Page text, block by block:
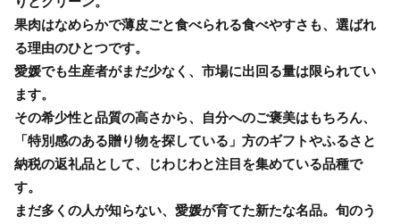
果肉はなめらかで薄皮ごと食べられる食べやすさも、選ばれ
る理由のひとつです。
愛媛でも生産者がまだ少なく、市場に出回る量は限られてい
ます。
その希少性と品質の高さから、自分へのご褒美はもちろん、
「特別感のある贈り物を探している」方のギフトやふるさと
納税の返礼品として、じわじわと注目を集めている品種で
す。
まだ多くの人が知らない、愛媛が育てた新たな名品。旬のう